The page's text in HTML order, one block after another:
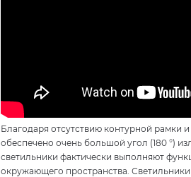
Благодаря отсутствию контурной рамки
обеспечено очень большой угол (180 °)
светильники фактически выполняют
окружающего пространства.